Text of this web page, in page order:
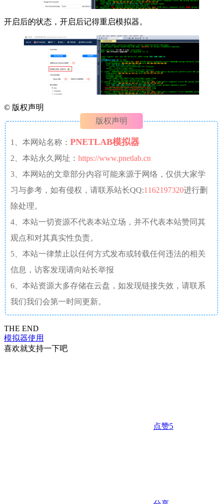
开启后的状态，开启后记得重启模拟器。
© 版权声明
版权声明
1、本网站名称： PNETLAB模拟器
2、本站永久网址： https://www.pnetlab.cn
3、本网站的文章部分内容可能来源于网络，仅供大家学
习与参考，如有侵权，请联系站长QQ:1162197320进行删
除处理。
4、本站一切资源不代表本站立场，并不代表本站赞同其
观点和对其真实性负责。
5、本站一律禁止以任何方式发布或转载任何违法的相关
信息，访客发现请向站长举报
6、本站资源大多存储在云盘，如发现链接失效，请联系
我们我们会第一时间更新。
THE END
模拟器使用
喜欢就支持一下吧
点赞5